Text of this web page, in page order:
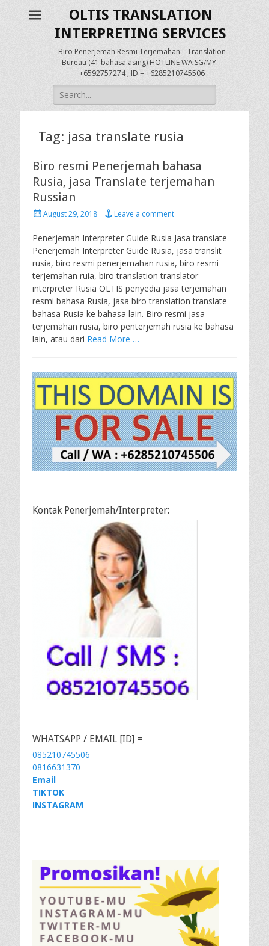
OLTIS TRANSLATION
INTERPRETING SERVICES
Biro Penerjemah Resmi Terjemahan – Translation
Bureau (41 bahasa asing) HOTLINE WA SG/MY =
+6592757274 ; ID = +6285210745506
Search
for:
Tag: jasa translate rusia
Biro resmi Penerjemah bahasa
Rusia, jasa Translate terjemahan
Russian
Posted
August 29, 2018 Leave a comment
Penerjemah Interpreter Guide Rusia Jasa translate
Penerjemah Interpreter Guide Rusia, jasa translit
rusia, biro resmi penerjemahan rusia, biro resmi
terjemahan ruia, biro translation translator
interpreter Rusia OLTIS penyedia jasa terjemahan
resmi bahasa Rusia, jasa biro translation translate
bahasa Rusia ke bahasa lain. Biro resmi jasa
terjemahan rusia, biro penterjemah rusia ke bahasa
lain, atau dari Read More …
Kontak Penerjemah/Interpreter:
WHATSAPP / EMAIL [ID] =
085210745506
0816631370
Email
TIKTOK
INSTAGRAM